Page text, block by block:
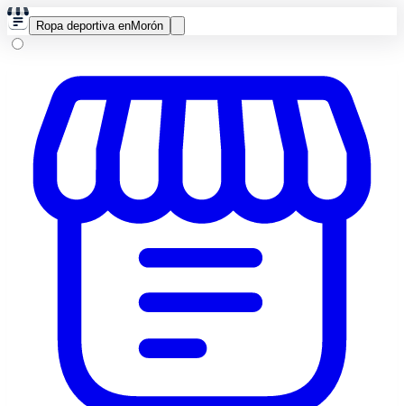
Ropa deportiva enMorón